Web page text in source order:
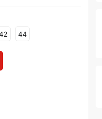
44